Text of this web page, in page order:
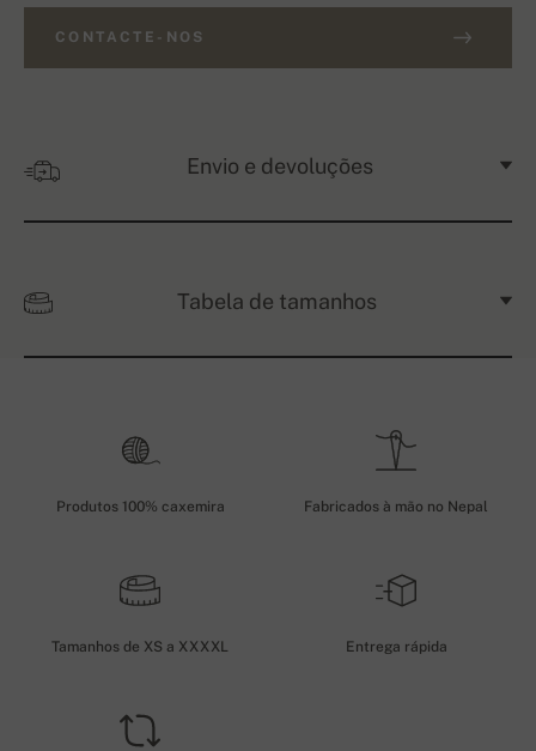
CONTACTE-NOS
Envio e devoluções
Tabela de tamanhos
Produtos 100% caxemira Fabricados à mão no Nepal
Tamanhos de XS a XXXXL Entrega rápida